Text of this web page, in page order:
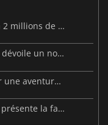
Resident Evil: Veronica dépasse déjà 2 millions de wishlists
Beast of Reincarnation : Game Freak dévoile un nouveau pari
Big Walk est disponible : partez pour une aventure entre amis
Warhammer 40 000 : Dawn of War 4 présente la faction des Nécrons